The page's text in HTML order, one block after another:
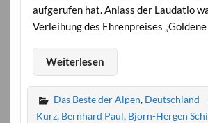
aufgerufen hat. Anlass der Laudatio
Verleihung des Ehrenpreises „Goldene
Weiterlesen
Das Beste der Alpen, Deutschland
Kurz, Bernhard Paul, Björn-Hergen